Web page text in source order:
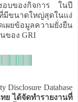
อบของกิจการ ในปี
มีขนาดใหญ่สุดในแง่
ผยข้อมูลความยั่งยืน
ของ GRI
Database
ย ได้จัดทำรายงานที่